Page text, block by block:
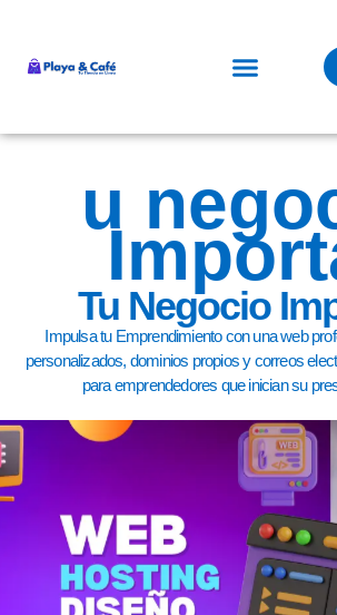
u
Tu Negocio
Impulsa tu Emprendimiento con una web
personalizados, dominios propios y correos
para emprendedores que inician su